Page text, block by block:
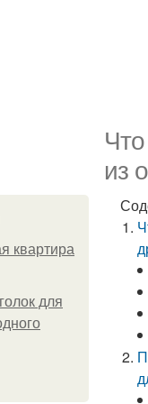
из
квартира
для